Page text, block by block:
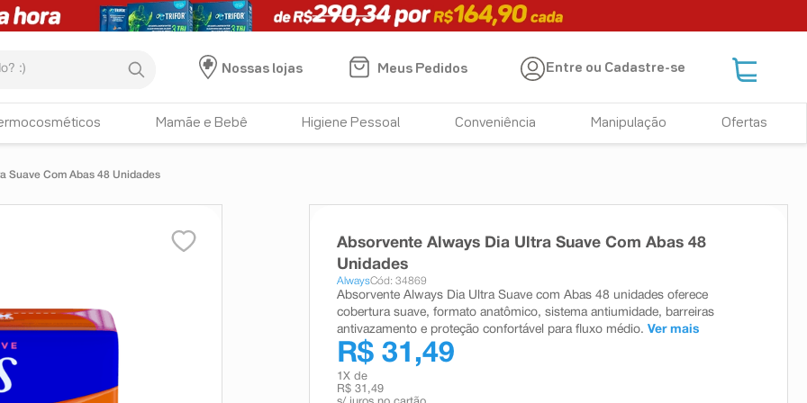
Nossas lojas
Meus Pedidos Entre ou Cadastre-se
Mamãe e Bebê Higiene Pessoal Conveniência Manipulação Ofertas
Suave Com Abas 48 Unidades
Absorvente Always Dia Ultra Suave Com Abas 48
Unidades
AlwaysCód: 34869
Absorvente Always Dia Ultra Suave com Abas 48 unidades oferece
cobertura suave, formato anatômico, sistema antiumidade, barreiras
antivazamento e proteção confortável para fluxo médio. Ver mais
R$ 31,49
1 X de
R$ 31,49